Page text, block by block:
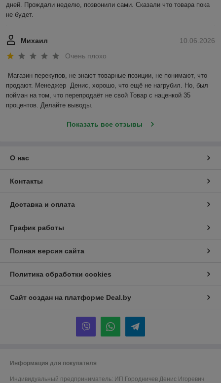
дней. Прождали неделю, позвонили сами. Сказали что товара пока
не будет.
10.06.2026
Михаил
Очень плохо
Магазин перекупов, не знают товарные позиции, не понимают, что
продают. Менеджер  Денис, хорошо, что ещё не нагрубил. Но, был
пойман на том, что перепродаёт не свой Товар с наценкой 35
процентов. Делайте выводы.
Показать все отзывы
О нас
Контакты
Доставка и оплата
График работы
Полная версия сайта
Политика обработки cookies
Сайт создан на платформе Deal.by
Информация для покупателя
Индивидуальный предприниматель: ИП Городничев Денис Игоревич